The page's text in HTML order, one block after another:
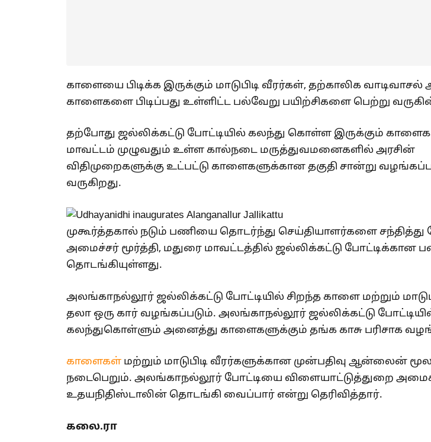
காளையை பிடிக்க இருக்கும் மாடுபிடி வீரர்கள், தற்காலிக
காளைகளை பிடிப்பது உள்ளிட்ட பல்வேறு பயிற்சிகளை பெற்று
தற்போது ஜல்லிக்கட்டு போட்டியில் கலந்து கொள்ள இருக்கும்
மாவட்டம் முழுவதும் உள்ள கால்நடை மருத்துவமனைகளில் அரசின்
விதிமுறைகளுக்கு உட்பட்டு காளைகளுக்கான தகுதி சான்று
வருகிறது.
முகூர்த்தகால் நடும் பணியை தொடர்ந்து செய்தியாளர்களை சந்தித்து
அமைச்சர் மூர்த்தி, மதுரை மாவட்டத்தில் ஜல்லிக்கட்டு போட்டிக்கான
தொடங்கியுள்ளது.
அலங்காநல்லூர் ஜல்லிக்கட்டு போட்டியில் சிறந்த காளை மற்றும்
தலா ஒரு கார் வழங்கப்படும். அலங்காநல்லூர் ஜல்லிக்கட்டு
கலந்துகொள்ளும் அனைத்து காளைகளுக்கும் தங்க காசு பரிசாக
காளைகள் மற்றும் மாடுபிடி வீரர்களுக்கான முன்பதிவு ஆன்லைன்
நடைபெறும். அலங்காநல்லூர் போட்டியை விளையாட்டுத்துறை
உதயநிதி்ஸ்டாலின் தொடங்கி வைப்பார் என்று தெரிவித்தார்.
கலை.ரா